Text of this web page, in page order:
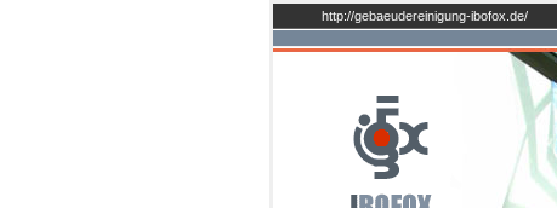
http://gebaeudereinigung-ibofox.de/